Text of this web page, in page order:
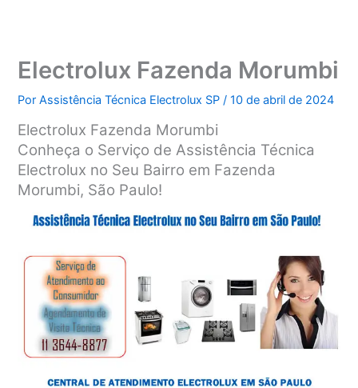
Electrolux Fazenda Morumbi
PorAssistência Técnica Electrolux SP/10 de abril de 2024
Electrolux Fazenda Morumbi
Conheça o Serviço de Assistência Técnica
Electrolux no Seu Bairro em Fazenda
Morumbi, São Paulo!